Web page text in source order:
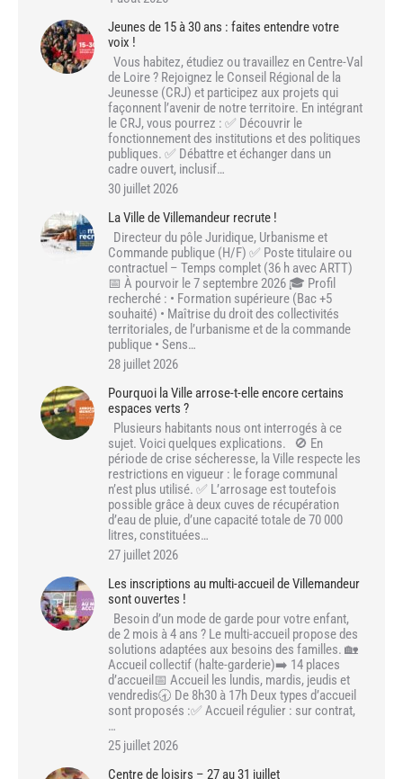
Jeunes de 15 à 30 ans : faites entendre votre
voix !
Vous habitez, étudiez ou travaillez en Centre-Val
de Loire ? Rejoignez le Conseil Régional de la
Jeunesse (CRJ) et participez aux projets qui
façonnent l’avenir de notre territoire. En intégrant
le CRJ, vous pourrez : ✅ Découvrir le
fonctionnement des institutions et des politiques
publiques. ✅ Débattre et échanger dans un
cadre ouvert, inclusif…
30 juillet 2026
La Ville de Villemandeur recrute !
Directeur du pôle Juridique, Urbanisme et
Commande publique (H/F) ✅ Poste titulaire ou
contractuel – Temps complet (36 h avec ARTT)
📅 À pourvoir le 7 septembre 2026 🎓 Profil
recherché : • Formation supérieure (Bac +5
souhaité) • Maîtrise du droit des collectivités
territoriales, de l’urbanisme et de la commande
publique • Sens…
28 juillet 2026
Pourquoi la Ville arrose-t-elle encore certains
espaces verts ?
Plusieurs habitants nous ont interrogés à ce
sujet. Voici quelques explications. 🚫 En
période de crise sécheresse, la Ville respecte les
restrictions en vigueur : le forage communal
n’est plus utilisé. ✅ L’arrosage est toutefois
possible grâce à deux cuves de récupération
d’eau de pluie, d’une capacité totale de 70 000
litres, constituées…
27 juillet 2026
Les inscriptions au multi-accueil de Villemandeur
sont ouvertes !
Besoin d’un mode de garde pour votre enfant,
de 2 mois à 4 ans ? Le multi-accueil propose des
solutions adaptées aux besoins des familles. 🏡
Accueil collectif (halte-garderie)➡️ 14 places
d’accueil📅 Accueil les lundis, mardis, jeudis et
vendredis🕣 De 8h30 à 17h Deux types d’accueil
sont proposés :✅ Accueil régulier : sur contrat,
…
25 juillet 2026
Centre de loisirs – 27 au 31 juillet